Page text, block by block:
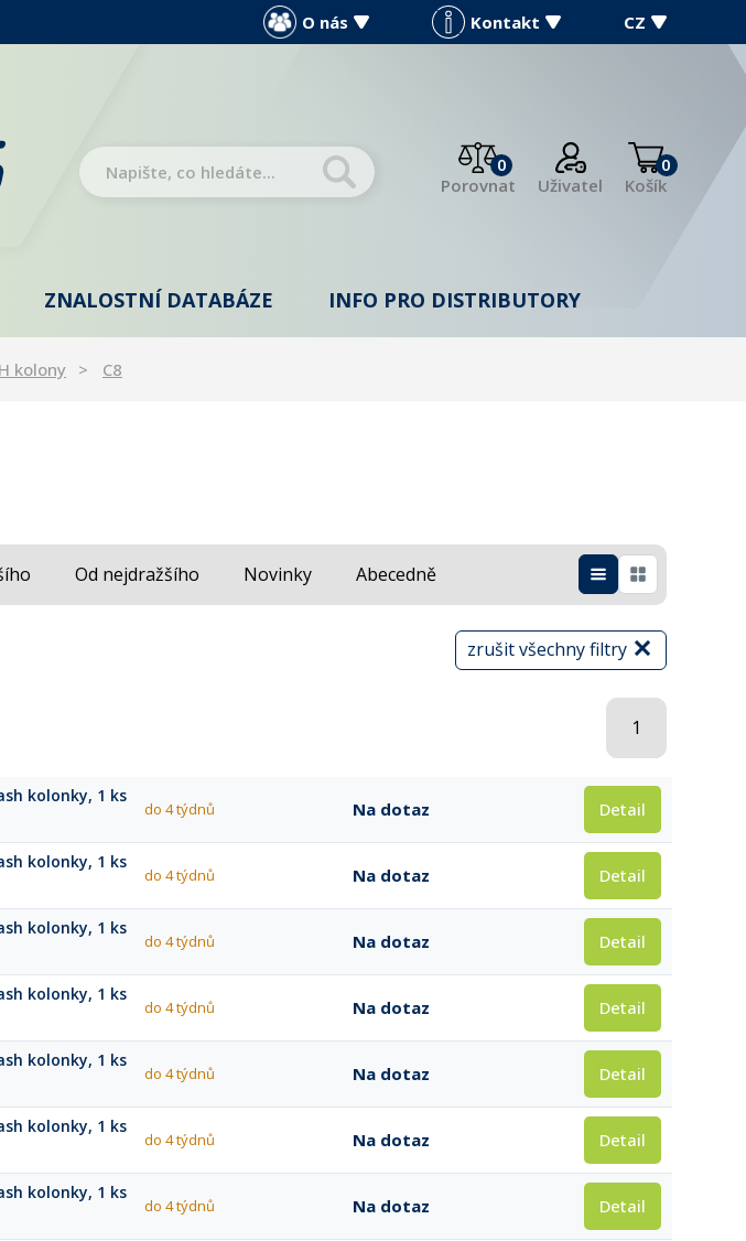
O nás Kontakt CZ
0
Porovnat
Uživatel
0
Košík
ZNALOSTNÍ DATABÁZE INFO PRO DISTRIBUTORY
kolony C8
Od nejdražšího Novinky Abecedně
zrušit všechny filtry
1
kolonky, 1 ks
do 4 týdnů Na dotaz Detail
kolonky, 1 ks
do 4 týdnů Na dotaz Detail
kolonky, 1 ks
do 4 týdnů Na dotaz Detail
kolonky, 1 ks
do 4 týdnů Na dotaz Detail
kolonky, 1 ks
do 4 týdnů Na dotaz Detail
kolonky, 1 ks
do 4 týdnů Na dotaz Detail
kolonky, 1 ks
do 4 týdnů Na dotaz Detail